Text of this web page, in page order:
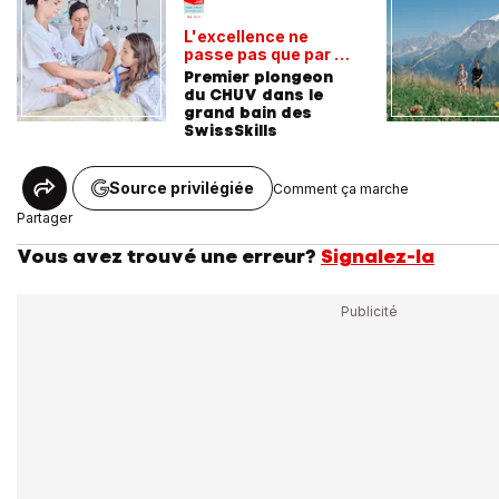
L'excellence ne
passe pas que par la
voie académique
Premier plongeon
du CHUV dans le
grand bain des
SwissSkills
Partager
Source privilégiée Comment ça marche
Vous avez trouvé une erreur? Signalez-la